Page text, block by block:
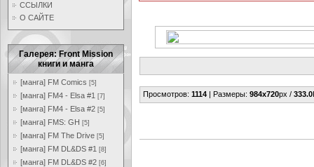
ССЫЛКИ
О САЙТЕ
Галерея: Front Mission
книги и манга
[манга] FM Comics [5]
[манга] FM4 - Elsa #1 [7]
[манга] FM4 - Elsa #2 [5]
[манга] FMS: GH [5]
[манга] FM The Drive [5]
[манга] FM DL&DS #1 [8]
[манга] FM DL&DS #2 [6]
Просмотров: 1114 | Размеры: 984x720px / 333.0